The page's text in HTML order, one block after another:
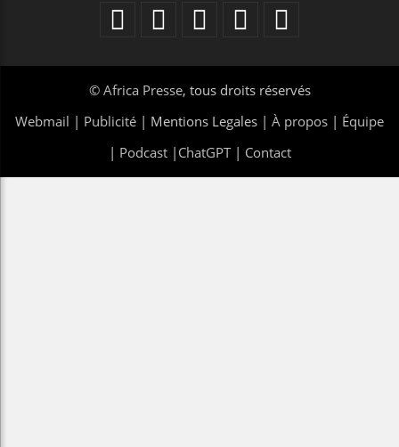
© Africa Presse, tous droits réservés
Webmail | Publicité | Mentions Legales | À propos | Équipe
| Podcast| ChatGPT| Contact